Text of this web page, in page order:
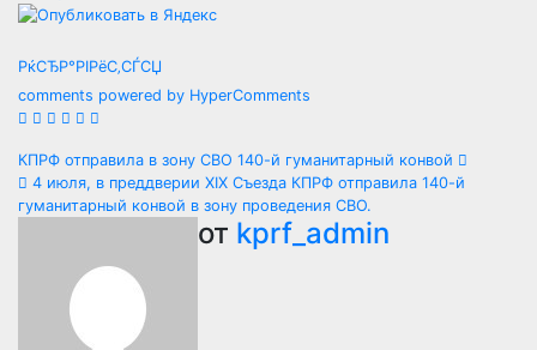
РќСЂР°РІРёС‚СЃСЏ
comments powered by HyperComments
Навигация
по
записям
КПРФ отправила в зону СВО 140-й гуманитарный конвой
4 июля, в преддверии XIX Съезда КПРФ отправила 140-й
гуманитарный конвой в зону проведения СВО.
от kprf_admin